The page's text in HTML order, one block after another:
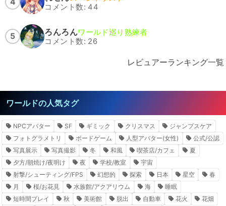
コメント数: 44
5 ろんろんワールド巡り熟練者
コメント数: 26
レビュアーランキング一覧
ワールドの人気タグ
NPCアバター SF ギミック クリスマス
ジャンプスケア
フォトグラメトリ
ボードゲーム 人型アバター(女性)
公式/公認
写真展示
写真撮影 冬 和風 喫茶店/カフェ
夏
夕方/朝焼け/夜明け
夜 学校/教室
宇宙
射撃/シューティング/FPS
幻想的 探索 日本 星空
春
月
桜/お花見 水族館/アクアリウム 海
睡眠
短時間プレイ
秋 美術館 脱出 自動車 花火
花畑